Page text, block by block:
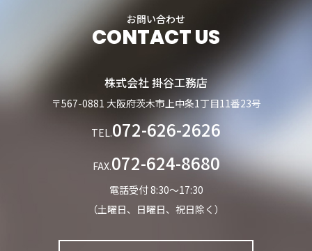
お問い合わせ
CONTACT US
株式会社 掛谷工務店
〒567-0881 大阪府茨木市上中条1丁目11番23号
TEL.072-626-2626
FAX.072-624-8680
電話受付 8:30～17:30
（土曜日、日曜日、祝日除く）